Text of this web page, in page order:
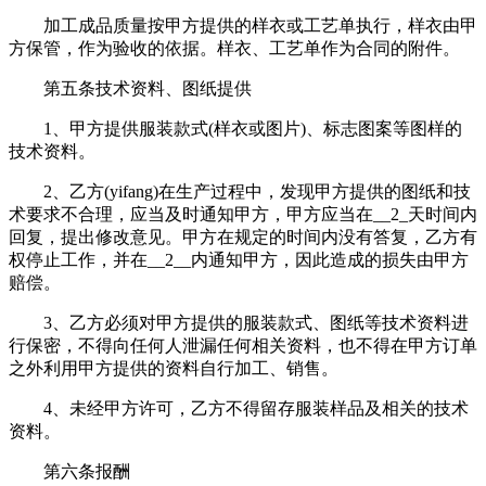
加工成品质量按甲方提供的样衣或工艺单执行，样衣由甲
方保管，作为验收的依据。样衣、工艺单作为合同的附件。
第五条技术资料、图纸提供
1、甲方提供服装款式(样衣或图片)、标志图案等图样的
技术资料。
2、乙方(yifang)在生产过程中，发现甲方提供的图纸和技
术要求不合理，应当及时通知甲方，甲方应当在__2_天时间内
回复，提出修改意见。甲方在规定的时间内没有答复，乙方有
权停止工作，并在__2__内通知甲方，因此造成的损失由甲方
赔偿。
3、乙方必须对甲方提供的服装款式、图纸等技术资料进
行保密，不得向任何人泄漏任何相关资料，也不得在甲方订单
之外利用甲方提供的资料自行加工、销售。
4、未经甲方许可，乙方不得留存服装样品及相关的技术
资料。
第六条报酬